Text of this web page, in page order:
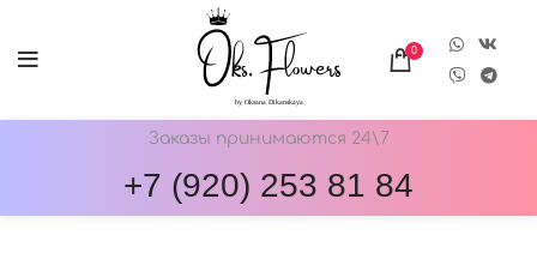
0
Заказы принимаются 24\7
+7 (920) 253 81 84